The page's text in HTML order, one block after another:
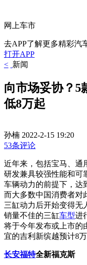
网上车市
去APP了解更多精彩汽
打开APP
< 新闻
向市场妥协？5
低8万起
孙楠 2022-2-15 19:20
53条评论
近年来，包括宝马、通
研发兼具较强性能和可
车辆动力的前提下，达
而大多数中国消费者对
三缸动力后开始变得无
销量不佳的三缸车型进
将于今年发布或上市的
宜的吉利新缤越预计8万
长安福特全新福克斯